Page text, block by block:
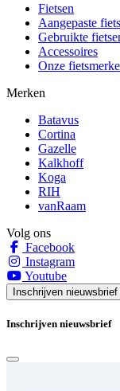
Fietsen
Aangepaste
Gebruikte
Accessoires
Onze
Merken
Batavus
Cortina
Gazelle
Kalkhoff
Koga
RIH
vanRaam
Volg ons
Facebook
Instagram
Youtube
Inschrijven nieuwsbrief
Inschrijven nieuwsbrief